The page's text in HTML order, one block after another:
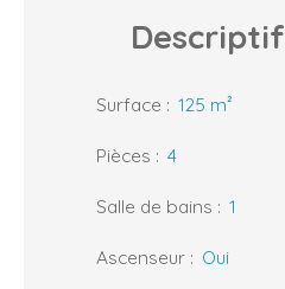
Descriptif
Surface : 125 m²
Pièces : 4
Salle de bains : 1
Ascenseur : Oui